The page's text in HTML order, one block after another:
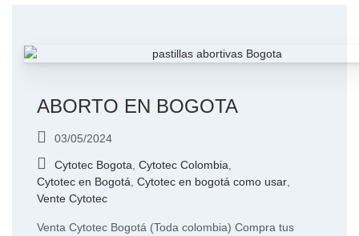
ABORTO EN BOGOTA
03/05/2024
Cytotec Bogota Cytotec Colombia
Cytotec en Bogotá Cytotec en bogotá como usar
Vente Cytotec
Venta Cytotec Bogotá (Toda colombia) Compra tus